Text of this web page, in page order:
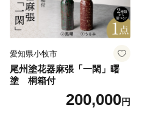
愛知県小牧市
尾州塗花器麻張「一閑」曙
塗 桐箱付
200,000円